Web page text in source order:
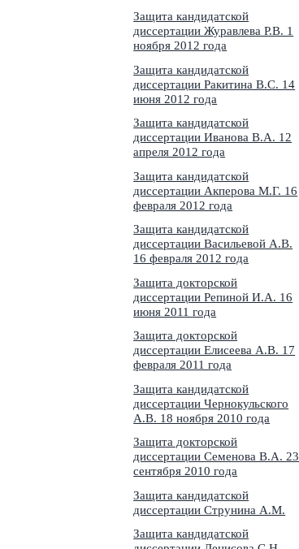
Защита кандидатской
диссертации Журавлева Р.В. 1
ноября 2012 года
Защита кандидатской
диссертации Ракитина В.С. 14
июня 2012 года
Защита кандидатской
диссертации Иванова В.А. 12
апреля 2012 года
Защита кандидатской
диссертации Акперова М.Г. 16
февраля 2012 года
Защита кандидатской
диссертации Васильевой А.В.
16 февраля 2012 года
Защита докторской
диссертации Репиной И.А. 16
июня 2011 года
Защита докторской
диссертации Елисеева А.В. 17
февраля 2011 года
Защита кандидатской
диссертации Чернокульского
А.В. 18 ноября 2010 года
Защита докторской
диссертации Семенова В.А. 23
сентября 2010 года
Защита кандидатской
диссертации Струнина А.М.
Защита кандидатской